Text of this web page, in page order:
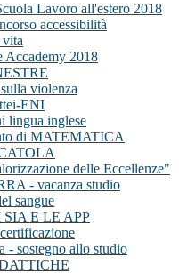
Lavoro all'estero 2018
accessibilità
vita
Accademy 2018
violenza
ENI
lingua inglese
di MATEMATICA
delle Eccellenze"
- vacanza studio
sangue
E LE APP
- sostegno allo studio